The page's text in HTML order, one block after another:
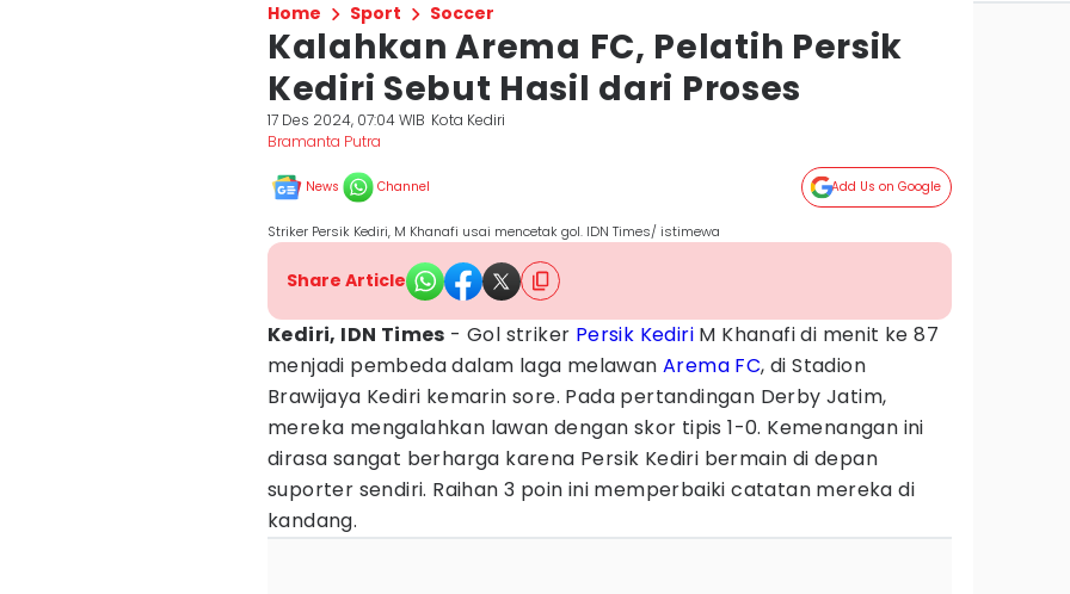
Home Sport Soccer
Kalahkan Arema FC, Pelatih Persik
Kediri Sebut Hasil dari Proses
17 Des 2024, 07:04 WIB Kota Kediri
Bramanta Putra
News Channel Add Us on Google
Striker Persik Kediri, M Khanafi usai mencetak gol. IDN Times/ istimewa
Share Article
Kediri, IDN Times - Gol striker Persik Kediri M Khanafi di menit ke 87
menjadi pembeda dalam laga melawan Arema FC, di Stadion
Brawijaya Kediri kemarin sore. Pada pertandingan Derby Jatim,
mereka mengalahkan lawan dengan skor tipis 1-0. Kemenangan ini
dirasa sangat berharga karena Persik Kediri bermain di depan
suporter sendiri. Raihan 3 poin ini memperbaiki catatan mereka di
kandang.